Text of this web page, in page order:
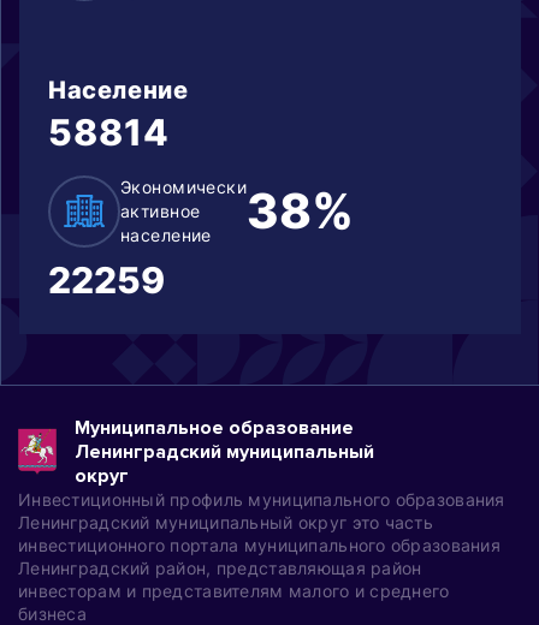
Население
58814
Экономически
активное
население
38%
22259
Муниципальное образование
Ленинградский муниципальный
округ
Инвестиционный профиль муниципального образования
Ленинградский муниципальный округ это часть
инвестиционного портала муниципального образования
Ленинградский район, представляющая район
инвесторам и представителям малого и среднего
бизнеса